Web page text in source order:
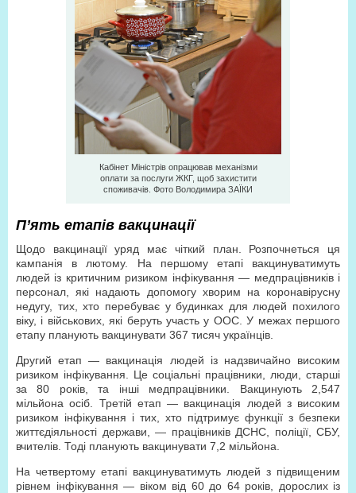
Кабінет Міністрів опрацював механізми
оплати за послуги ЖКГ, щоб захистити
споживачів. Фото Володимира ЗАЇКИ
П’ять етапів вакцинації
Щодо вакцинації уряд має чіткий план. Розпочнеться ця
кампанія в лютому. На першому етапі вакцинуватимуть
людей із критичним ризиком інфікування — медпрацівників і
персонал, які надають допомогу хворим на коронавірусну
недугу, тих, хто перебуває у будинках для людей похилого
віку, і військових, які беруть участь у ООС. У межах першого
етапу планують вакцинувати 367 тисяч українців.
Другий етап — вакцинація людей із надзвичайно високим
ризиком інфікування. Це соціальні працівники, люди, старші
за 80 років, та інші медпрацівники. Вакцинують 2,547
мільйона осіб. Третій етап — вакцинація людей з високим
ризиком інфікування і тих, хто підтримує функції з безпеки
життєдіяльності держави, — працівників ДСНС, поліції, СБУ,
вчителів. Тоді планують вакцинувати 7,2 мільйона.
На четвертому етапі вакцинуватимуть людей з підвищеним
рівнем інфікування — віком від 60 до 64 років, дорослих із